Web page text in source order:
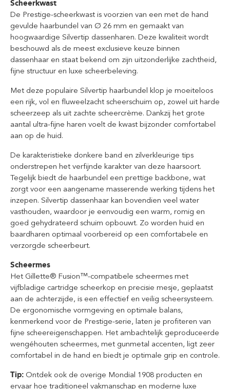
Scheerkwast
De Prestige-scheerkwast is voorzien van een met de hand
gevulde haarbundel van Ø 26 mm en gemaakt van
hoogwaardige Silvertip dassenharen. Deze kwaliteit wordt
beschouwd als de meest exclusieve keuze binnen
dassenhaar en staat bekend om zijn uitzonderlijke zachtheid,
fijne structuur en luxe scheerbeleving.
Met deze populaire Silvertip haarbundel klop je moeiteloos
een rijk, vol en fluweelzacht scheerschuim op, zowel uit harde
scheerzeep als uit zachte scheercrème. Dankzij het grote
aantal ultra-fijne haren voelt de kwast bijzonder comfortabel
aan op de huid.
De karakteristieke donkere band en zilverkleurige tips
onderstrepen het verfijnde karakter van deze haarsoort.
Tegelijk biedt de haarbundel een prettige backbone, wat
zorgt voor een aangename masserende werking tijdens het
inzepen. Silvertip dassenhaar kan bovendien veel water
vasthouden, waardoor je eenvoudig een warm, romig en
goed gehydrateerd schuim opbouwt. Zo worden huid en
baardharen optimaal voorbereid op een comfortabele en
verzorgde scheerbeurt.
Scheermes
Het Gillette® Fusion™-compatibele scheermes met
vijfbladige cartridge scheerkop en precisie mesje, geplaatst
aan de achterzijde, is een effectief en veilig scheersysteem.
De ergonomische vormgeving en optimale balans,
kenmerkend voor de Prestige-serie, laten je profiteren van
fijne scheereigenschappen. Het ambachtelijk geproduceerde
wengéhouten scheermes, met gunmetal accenten, ligt zeer
comfortabel in de hand en biedt je optimale grip en controle.
Tip: Ontdek ook de overige Mondial 1908 producten en
ervaar hoe traditioneel vakmanschap en moderne luxe